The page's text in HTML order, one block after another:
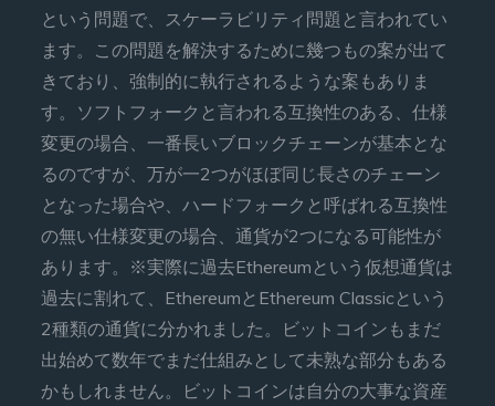
という問題で、スケーラビリティ問題と言われてい
ます。この問題を解決するために幾つもの案が出て
きており、強制的に執行されるような案もありま
す。ソフトフォークと言われる互換性のある、仕様
変更の場合、一番長いブロックチェーンが基本とな
るのですが、万が一2つがほぼ同じ長さのチェーン
となった場合や、ハードフォークと呼ばれる互換性
の無い仕様変更の場合、通貨が2つになる可能性が
あります。※実際に過去Ethereumという仮想通貨は
過去に割れて、EthereumとEthereum Classicという
2種類の通貨に分かれました。ビットコインもまだ
出始めて数年でまだ仕組みとして未熟な部分もある
かもしれません。ビットコインは自分の大事な資産